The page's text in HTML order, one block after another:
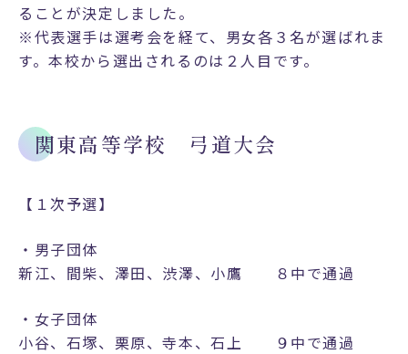
ることが決定しました。
※代表選手は選考会を経て、男女各３名が選ばれま
す。本校から選出されるのは２人目です。
関東高等学校 弓道大会
【１次予選】
・男子団体
新江、間柴、澤田、渋澤、小鷹 ８中で通過
・女子団体
小谷、石塚、栗原、寺本、石上 ９中で通過